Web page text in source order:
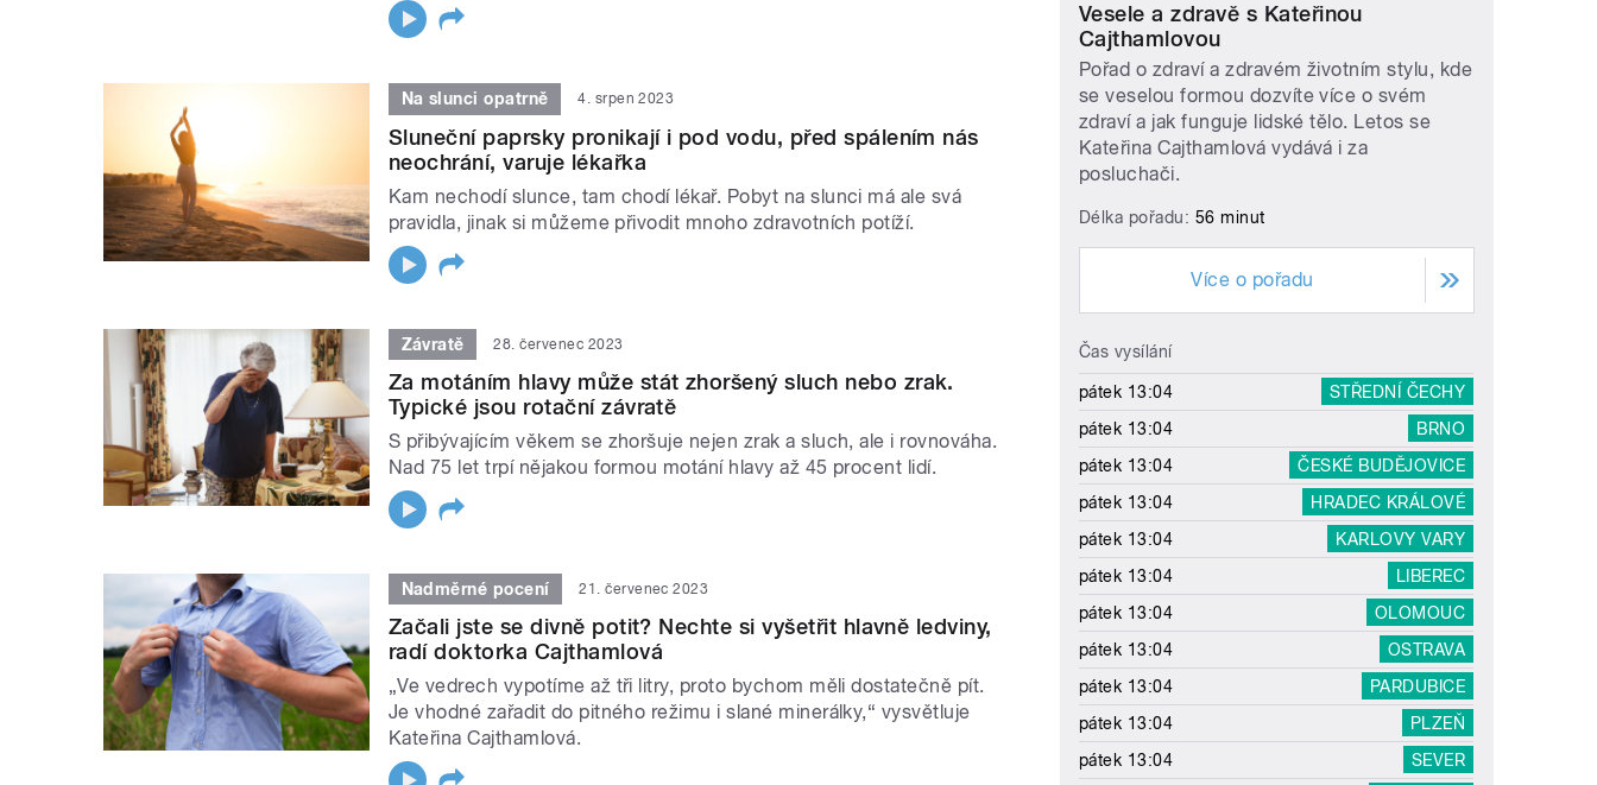
Na slunci opatrně 4. srpen 2023
Sluneční paprsky pronikají i pod vodu, před spálením nás
neochrání, varuje lékařka
Kam nechodí slunce, tam chodí lékař. Pobyt na slunci má ale svá
pravidla, jinak si můžeme přivodit mnoho zdravotních potíží.
Závratě 28. červenec 2023
Za motáním hlavy může stát zhoršený sluch nebo zrak.
Typické jsou rotační závratě
S přibývajícím věkem se zhoršuje nejen zrak a sluch, ale i rovnováha.
Nad 75 let trpí nějakou formou motání hlavy až 45 procent lidí.
Nadměrné pocení 21. červenec 2023
Začali jste se divně potit? Nechte si vyšetřit hlavně ledviny,
radí doktorka Cajthamlová
„Ve vedrech vypotíme až tři litry, proto bychom měli dostatečně pít.
Je vhodné zařadit do pitného režimu i slané minerálky,“ vysvětluje
Kateřina Cajthamlová.
Vesele a zdravě s Kateřinou
Cajthamlovou
Pořad o zdraví a zdravém životním stylu, kde
se veselou formou dozvíte více o svém
zdraví a jak funguje lidské tělo. Letos se
Kateřina Cajthamlová vydává i za
posluchači.
Délka pořadu: 56 minut
Více o pořadu
Čas vysílání
pátek 13:04
STŘEDNÍ ČECHY
pátek 13:04
BRNO
pátek 13:04
ČESKÉ BUDĚJOVICE
pátek 13:04
HRADEC KRÁLOVÉ
pátek 13:04
KARLOVY VARY
pátek 13:04
LIBEREC
pátek 13:04
OLOMOUC
pátek 13:04
OSTRAVA
pátek 13:04
PARDUBICE
pátek 13:04
PLZEŇ
pátek 13:04
SEVER